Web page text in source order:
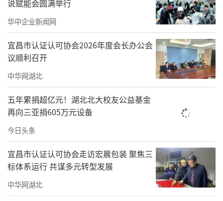
说赋能会圆满举行
华中企业新闻网
宜昌市认证认可协会2026年度会长办公会
议顺利召开
中华网湖北
五年累捐超亿元！湖北北大校友公益基金
再向三亚捐605万元设备
今日头条
宜昌市认证认可协会走访宏晨包装 聚焦三
标体系运行 共谋多元转型发展
中华网湖北